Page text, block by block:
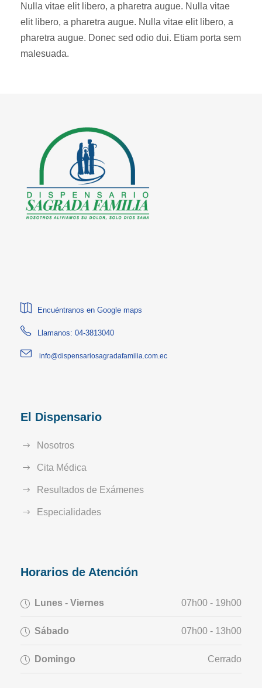
Nulla vitae elit libero, a pharetra augue. Nulla vitae
elit libero, a pharetra augue. Nulla vitae elit libero, a
pharetra augue. Donec sed odio dui. Etiam porta sem
malesuada.
Encuéntranos en Google maps
Llamanos: 04-3813040
info@dispensariosagradafamilia.com.ec
El Dispensario
Nosotros
Cita Médica
Resultados de Exámenes
Especialidades
Horarios de Atención
Lunes - Viernes 07h00 - 19h00
Sábado 07h00 - 13h00
Domingo Cerrado